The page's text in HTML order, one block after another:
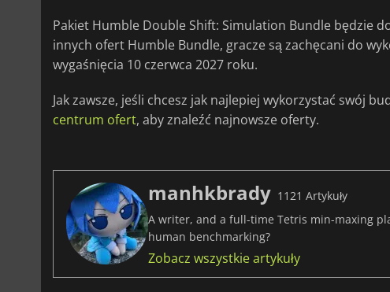
Pakiet Humble Double Shift: Simulation Bundle będzie
innych ofert Humble Bundle, gracze są zachęcani do
wygaśnięcia 10 czerwca 2027 roku.
Jak zawsze, jeśli chcesz jak najlepiej wykorzystać swój
centrum ofert, aby znaleźć najnowsze oferty.
manhkbrady 1121 Artykuły
A writer, and a full-time Tetris min-maxing
human benchmarking?
Zobacz wszystkie artykuły